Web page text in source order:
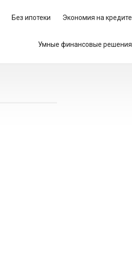
Без ипотеки Экономия на кредите
Умные финансовые решения